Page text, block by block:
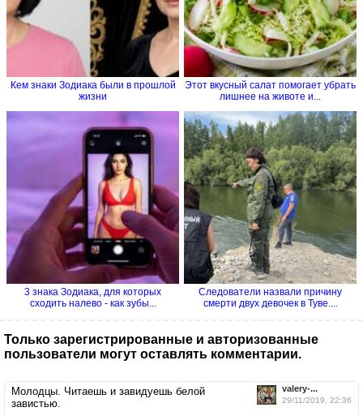
Кем знаки Зодиака были в прошлой
жизни
Этот вкусный салат помогает убрать
лишнее на животе и...
3 знака Зодиака, для которых
сходить налево - как зубы...
Следователи назвали причину
смерти двух девочек в Туве....
Только зарегистрированные и авторизованные
пользователи могут оставлять комментарии.
valery-...
29/11/2019, 22:36
Молодцы. Читаешь и завидуешь белой
завистью.